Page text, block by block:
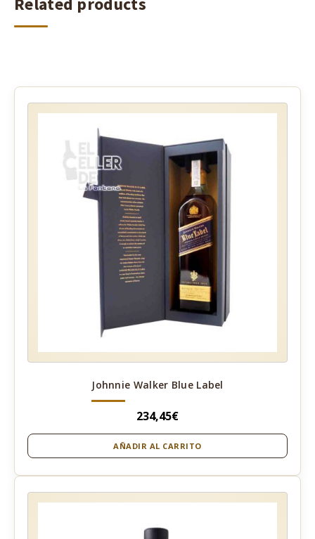
Johnnie Walker Blue Label
234,45€
AÑADIR AL CARRITO